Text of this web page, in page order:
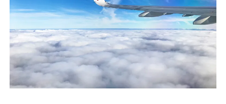
♥ ÜBER DEN REISEBLOG Menü
öffnen
IMPRESSUM
DATENSCHUTZERKLÄRUNG
♥ ÜBER DIE AUTORIN
öffnen
VITA
PRESSE & MEDIEN
MEDIADATEN
twitterfacebook
pinterestyoutubeinstagram